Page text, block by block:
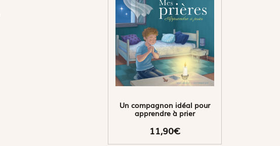
Un compagnon idéal pour
apprendre à prier
11,90€